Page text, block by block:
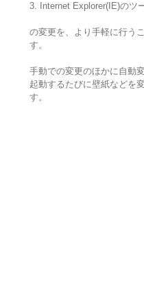
3. Internet Explorer(IE)のツ
の変更を、より手軽に行う
す。
手動での変更のほかに自動
起動するたびに壁紙などを
す。